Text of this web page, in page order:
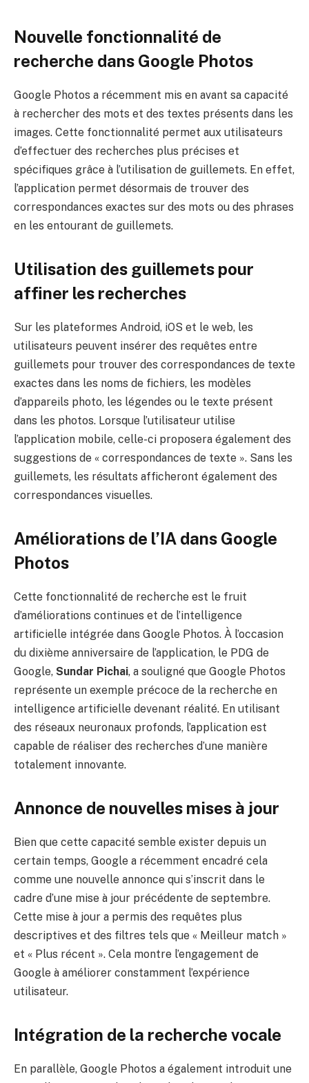
Nouvelle fonctionnalité de
recherche dans Google Photos
Google Photos a récemment mis en avant sa capacité
à rechercher des mots et des textes présents dans les
images. Cette fonctionnalité permet aux utilisateurs
d’effectuer des recherches plus précises et
spécifiques grâce à l’utilisation de guillemets. En effet,
l’application permet désormais de trouver des
correspondances exactes sur des mots ou des phrases
en les entourant de guillemets.
Utilisation des guillemets pour
affiner les recherches
Sur les plateformes Android, iOS et le web, les
utilisateurs peuvent insérer des requêtes entre
guillemets pour trouver des correspondances de texte
exactes dans les noms de fichiers, les modèles
d’appareils photo, les légendes ou le texte présent
dans les photos. Lorsque l’utilisateur utilise
l’application mobile, celle-ci proposera également des
suggestions de « correspondances de texte ». Sans les
guillemets, les résultats afficheront également des
correspondances visuelles.
Améliorations de l’IA dans Google
Photos
Cette fonctionnalité de recherche est le fruit
d’améliorations continues et de l’intelligence
artificielle intégrée dans Google Photos. À l’occasion
du dixième anniversaire de l’application, le PDG de
Google, Sundar Pichai, a souligné que Google Photos
représente un exemple précoce de la recherche en
intelligence artificielle devenant réalité. En utilisant
des réseaux neuronaux profonds, l’application est
capable de réaliser des recherches d’une manière
totalement innovante.
Annonce de nouvelles mises à jour
Bien que cette capacité semble exister depuis un
certain temps, Google a récemment encadré cela
comme une nouvelle annonce qui s’inscrit dans le
cadre d’une mise à jour précédente de septembre.
Cette mise à jour a permis des requêtes plus
descriptives et des filtres tels que « Meilleur match »
et « Plus récent ». Cela montre l’engagement de
Google à améliorer constamment l’expérience
utilisateur.
Intégration de la recherche vocale
En parallèle, Google Photos a également introduit une